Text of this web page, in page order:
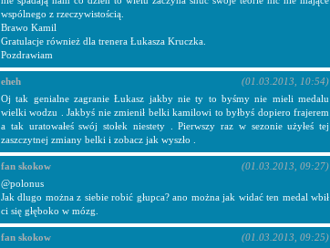
wspólnego z rzeczywistością.
Brawo Kamil
Gratulacje również dla trenera Łukasza Kruczka.
Pozdrawiam
eheh
Oj tak genialne zagranie Łukasz jakby nie ty to byśmy nie mieli medalu
wielki wodzu . Jakbyś nie zmienił belki kamilowi to byłbyś dopiero frajerem
a tak uratowałeś swój stołek niestety . Pierwszy raz w sezonie użyłeś tej
zaszczytnej zmiany belki i zobacz jak wyszło .
(01.03.2013, 10:54)
fan skokow
@polonus
Jak dlugo można z siebie robić głupca? ano można jak widać ten medal wbił
ci się głęboko w mózg.
(01.03.2013, 09:27)
fan skokow
(01.03.2013, 09:25)